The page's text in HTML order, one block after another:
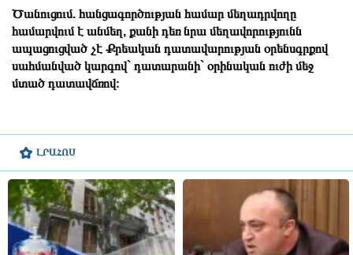
ԼՐԱՀՈՍ
Ծանուցում. հանցագործության համար մեղադրվողը
համարվում է անմեղ, քանի դեռ նրա մեղավորությունն
ապացուցված չէ Քրեական դատավարության օրենսգրքով
սահմանված կարգով` դատարանի` օրինական ուժի մեջ
մտած դատավճռով։